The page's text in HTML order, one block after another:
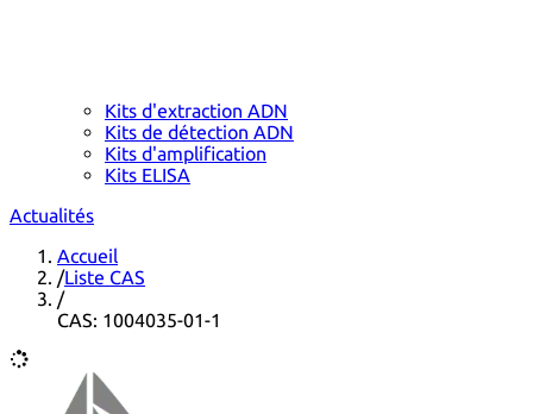
Kits d'extraction ADN
Kits de détection ADN
Kits d'amplification
Kits ELISA
Actualités
Accueil
/Liste CAS
/
CAS: 1004035-01-1